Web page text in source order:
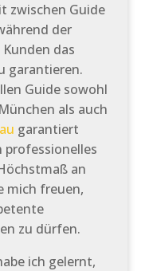
zwischen Guide
der
das
garantieren.
Guide sowohl
als auch
garantiert
professionelles
an
mich freuen,
zu dürfen.
ich gelernt,